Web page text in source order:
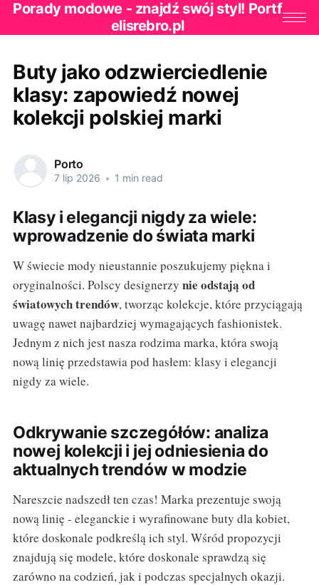
Porady modowe - znajdź swój styl! Portf
elisrebro.pl
Buty jako odzwierciedlenie
klasy: zapowiedź nowej
kolekcji polskiej marki
Porto
7 lip 2026 • 1 min read
Klasy i elegancji nigdy za wiele:
wprowadzenie do świata marki
W świecie mody nieustannie poszukujemy piękna i
oryginalności. Polscy designerzy nie odstają od
światowych trendów, tworząc kolekcje, które przyciągają
uwagę nawet najbardziej wymagających fashionistek.
Jednym z nich jest nasza rodzima marka, która swoją
nową linię przedstawia pod hasłem: klasy i elegancji
nigdy za wiele.
Odkrywanie szczegółów: analiza
nowej kolekcji i jej odniesienia do
aktualnych trendów w modzie
Nareszcie nadszedł ten czas! Marka prezentuje swoją
nową linię - eleganckie i wyrafinowane buty dla kobiet,
które doskonale podkreślą ich styl. Wśród propozycji
znajdują się modele, które doskonale sprawdzą się
zarówno na codzień, jak i podczas specjalnych okazji.